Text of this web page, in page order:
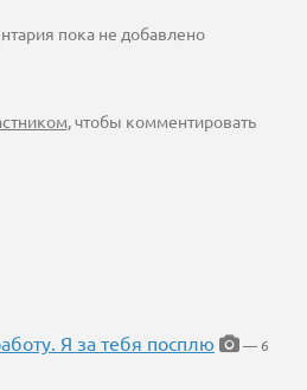
пока не добавлено
, чтобы комментировать
Я за тебя посплю
— 6